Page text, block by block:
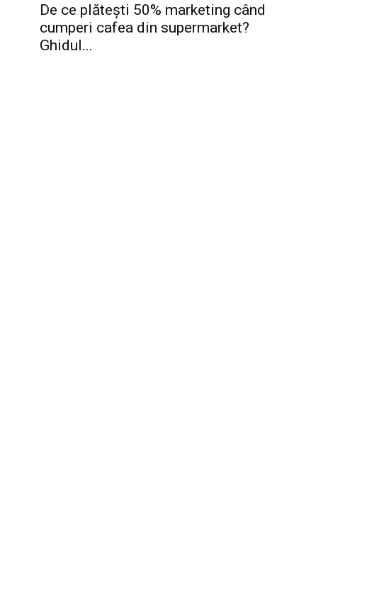
De ce plătești 50% marketing când
cumperi cafea din supermarket?
Ghidul...